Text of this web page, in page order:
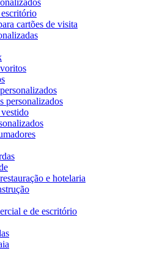
cartões de visita
personalizados
e hotelaria
e de escritório